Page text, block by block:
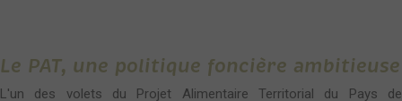
Le PAT, une politique foncière ambitieuse
L'un des volets du Projet Alimentaire Territorial du Pays de